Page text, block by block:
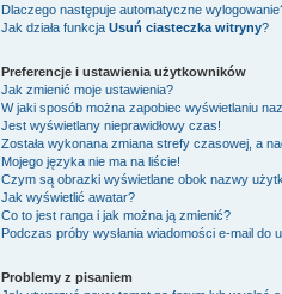
Dlaczego następuje automatyczne
Jak działa funkcja Usuń ciasteczka witryny?
Preferencje i ustawienia użytkowników
Jak zmienić moje ustawienia?
W jaki sposób można zapobiec wyświetlaniu
Jest wyświetlany nieprawidłowy czas!
Została wykonana zmiana strefy czasowej, a
Mojego języka nie ma na liście!
Czym są obrazki wyświetlane obok nazwy
Jak wyświetlić awatar?
Co to jest ranga i jak można ją zmienić?
Podczas próby wysłania wiadomości e-mail
Problemy z pisaniem